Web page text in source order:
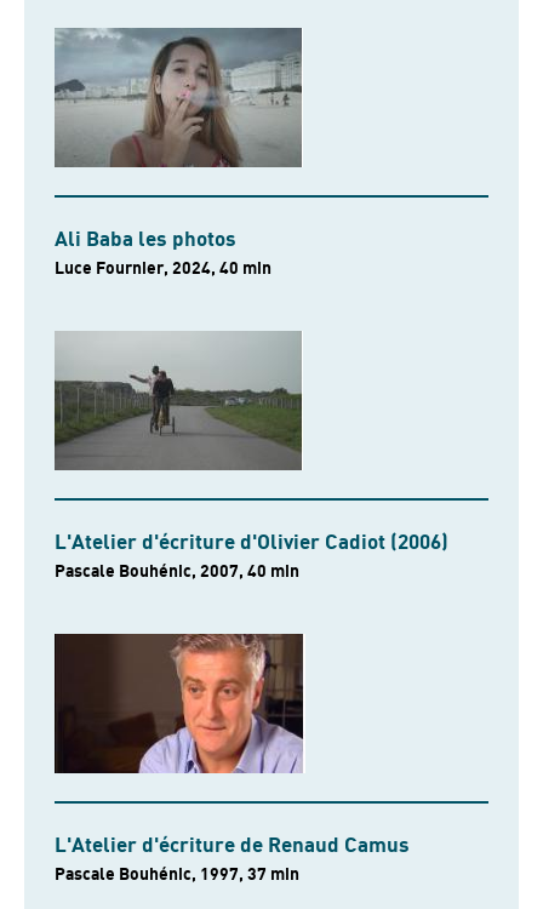
Ali Baba les photos
Luce Fournier, 2024, 40 min
L'Atelier d'écriture d'Olivier Cadiot (2006)
Pascale Bouhénic, 2007, 40 min
L'Atelier d'écriture de Renaud Camus
Pascale Bouhénic, 1997, 37 min